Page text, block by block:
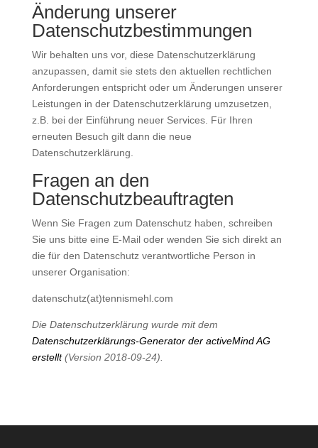
Änderung unserer
Datenschutzbestimmungen
Wir behalten uns vor, diese Datenschutzerklärung
anzupassen, damit sie stets den aktuellen rechtlichen
Anforderungen entspricht oder um Änderungen unserer
Leistungen in der Datenschutzerklärung umzusetzen,
z.B. bei der Einführung neuer Services. Für Ihren
erneuten Besuch gilt dann die neue
Datenschutzerklärung.
Fragen an den
Datenschutzbeauftragten
Wenn Sie Fragen zum Datenschutz haben, schreiben
Sie uns bitte eine E-Mail oder wenden Sie sich direkt an
die für den Datenschutz verantwortliche Person in
unserer Organisation:
datenschutz(at)tennismehl.com
Die Datenschutzerklärung wurde mit dem
Datenschutzerklärungs-Generator der activeMind AG
erstellt(Version 2018-09-24).